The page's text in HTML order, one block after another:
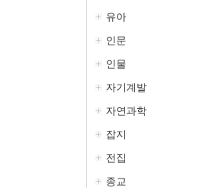
유아
인문
인물
자기계발
자연과학
잡지
전집
종교